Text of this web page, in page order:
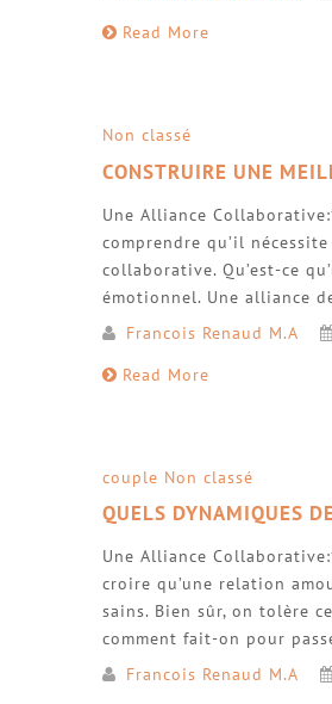
Read More
Non classé
CONSTRUIRE UNE
Une Alliance
comprendre qu’il
collaborative. Qu’est-ce
émotionnel. Une alliance
Francois Renaud M.A
Read More
couple Non classé
QUELS DYNAMIQUES
Une Alliance
croire qu’une relation
sains. Bien sûr, on tolère
comment fait-on pour
Francois Renaud M.A